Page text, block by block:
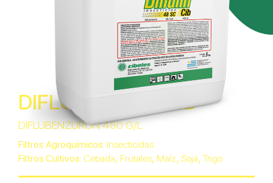
DIFLULIN 48SCCIB
DIFLUBENZURON 480 G/L
Filtros Agroquímicos: Insecticidas
Filtros Cultivos: Cebada, Frutales, Maíz, Soja, Trigo